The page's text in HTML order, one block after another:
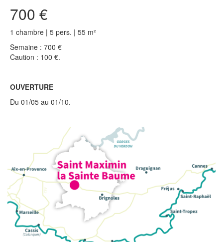
700 €
1 chambre | 5 pers. | 55 m²
Semaine : 700 €
Caution : 100 €.
OUVERTURE
Du 01/05 au 01/10.